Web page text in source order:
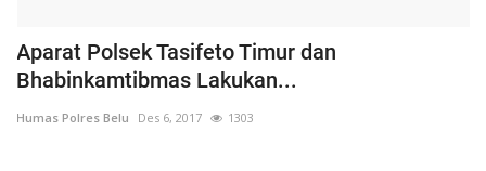
Aparat Polsek Tasifeto Timur dan
Bhabinkamtibmas Lakukan...
Humas Polres Belu Des 6, 2017 1303